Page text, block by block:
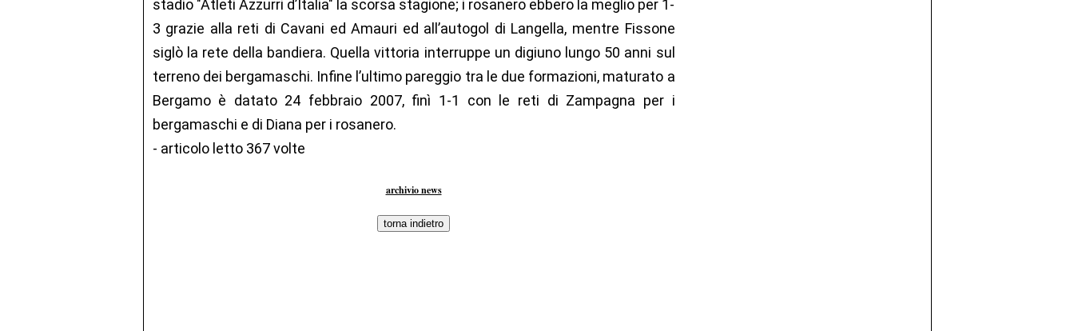
stadio "Atleti Azzurri d’Italia" la scorsa stagione; i rosanero ebbero la meglio per 1-
3 grazie alla reti di Cavani ed Amauri ed all’autogol di Langella, mentre Fissone
siglò la rete della bandiera. Quella vittoria interruppe un digiuno lungo 50 anni sul
terreno dei bergamaschi. Infine l’ultimo pareggio tra le due formazioni, maturato a
Bergamo è datato 24 febbraio 2007, finì 1-1 con le reti di Zampagna per i
bergamaschi e di Diana per i rosanero.
- articolo letto 367 volte
archivio news